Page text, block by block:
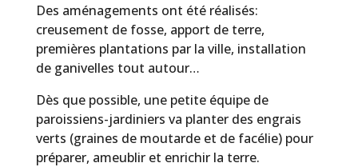
Des aménagements ont été réalisés:
creusement de fosse, apport de terre,
premières plantations par la ville, installation
de ganivelles tout autour…
Dès que possible, une petite équipe de
paroissiens-jardiniers va planter des engrais
verts (graines de moutarde et de facélie) pour
préparer, ameublir et enrichir la terre.